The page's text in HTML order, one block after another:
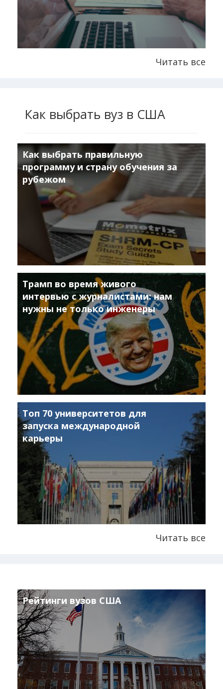
Читать все
Как выбрать вуз в США
Как выбрать правильную
программу и страну обучения за
рубежом
Трамп во время живого
интервью с журналистами: нам
нужны не только инженеры
Топ 70 университетов для
запуска международной
карьеры
Читать все
Рейтинги вузов США